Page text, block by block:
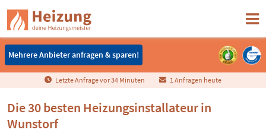
Mehrere Anbieter anfragen & sparen!
Mehrere Anbieter anfragen & sparen!
Letzte Anfrage vor34 Minuten 1 Anfragen heute
Die 30 besten Heizungsinstallateur in
Wunstorf